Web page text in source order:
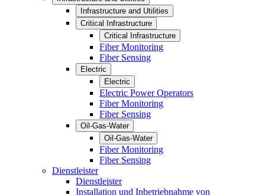
Infrastructure and Utilities
Critical Infrastructure
Critical Infrastructure
Fiber Monitoring
Fiber Sensing
Electric
Electric
Electric Power Operators
Fiber Monitoring
Fiber Sensing
Oil-Gas-Water
Oil-Gas-Water
Fiber Monitoring
Fiber Sensing
Dienstleister
Dienstleister
Installation und Inbetriebnahme von